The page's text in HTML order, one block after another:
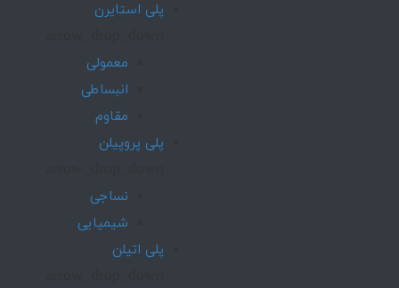
پلی استایرن
معمولی
انبساطی
مقاوم
پلی پروپیلن
نساجی
شیمیایی
پلی اتیلن